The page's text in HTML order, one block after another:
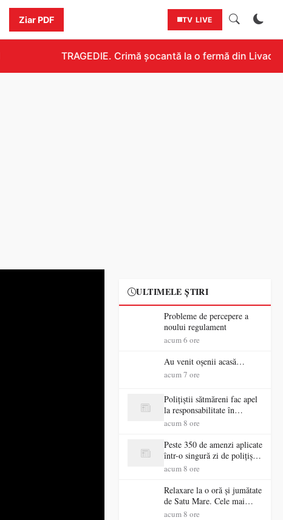
Ziar PDF TV LIVE
TRAGEDIE. Crimă șocantă la o fermă din
ULTIMELE ȘTIRI
Probleme de percepere a
noului regulament
acum 6 ore
Au venit oșenii acasă…
acum 7 ore
Polițiștii sătmăreni fac apel
la responsabilitate în
trafic…
acum 8 ore
Peste 350 de amenzi aplicate
într-o singură zi de polițiștii
sătmăreni
acum 8 ore
Relaxare la o oră și jumătate
de Satu Mare. Cele mai
spectaculoase piscine
acum 8 ore